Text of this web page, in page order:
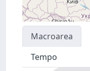
Macroarea
Tempo